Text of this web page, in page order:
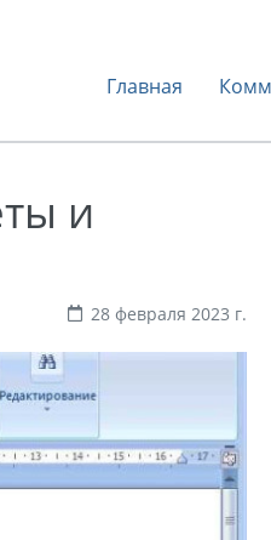
Главная
и
28 февраля 2023 г.